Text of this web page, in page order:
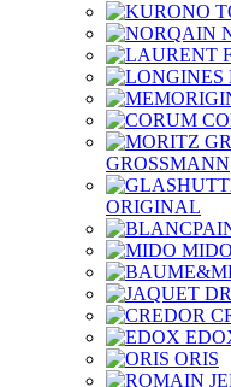
GROSSMANN
ORIGINAL
MIDO
ORIS